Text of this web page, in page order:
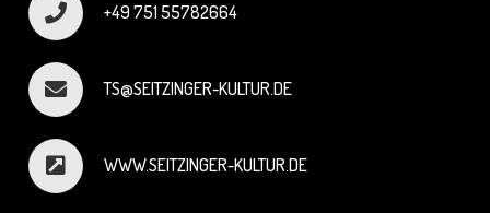
+49 751 55782664
TS@SEITZINGER-KULTUR.DE
WWW.SEITZINGER-KULTUR.DE